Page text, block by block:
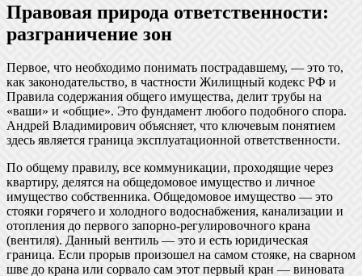
Правовая природа ответственности:
разграничение зон
Первое, что необходимо понимать пострадавшему, — это то,
как законодательство, в частности Жилищный кодекс РФ и
Правила содержания общего имущества, делит трубы на
«ваши» и «общие». Это фундамент любого подобного спора.
Андрей Владимирович объясняет, что ключевым понятием
здесь является граница эксплуатационной ответственности.
По общему правилу, все коммуникации, проходящие через
квартиру, делятся на общедомовое имущество и личное
имущество собственника. Общедомовое имущество — это
стояки горячего и холодного водоснабжения, канализации и
отопления до первого запорно-регулировочного крана
(вентиля). Данный вентиль — это и есть юридическая
граница. Если прорыв произошел на самом стояке, на сварном
шве до крана или сорвало сам этот первый кран — виновата